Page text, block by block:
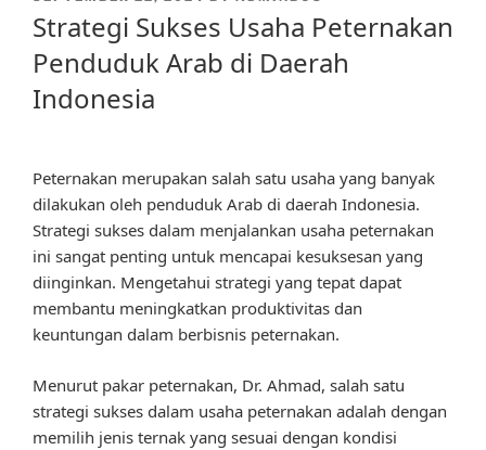
Strategi Sukses Usaha Peternakan
Penduduk Arab di Daerah
Indonesia
Peternakan merupakan salah satu usaha yang banyak
dilakukan oleh penduduk Arab di daerah Indonesia.
Strategi sukses dalam menjalankan usaha peternakan
ini sangat penting untuk mencapai kesuksesan yang
diinginkan. Mengetahui strategi yang tepat dapat
membantu meningkatkan produktivitas dan
keuntungan dalam berbisnis peternakan.
Menurut pakar peternakan, Dr. Ahmad, salah satu
strategi sukses dalam usaha peternakan adalah dengan
memilih jenis ternak yang sesuai dengan kondisi